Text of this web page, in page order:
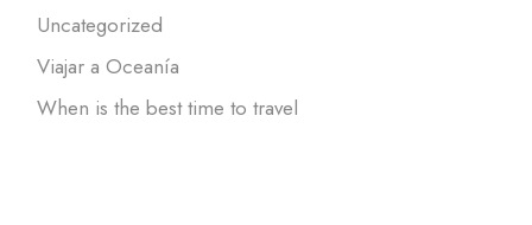
Uncategorized
Viajar a Oceanía
When is the best time to travel